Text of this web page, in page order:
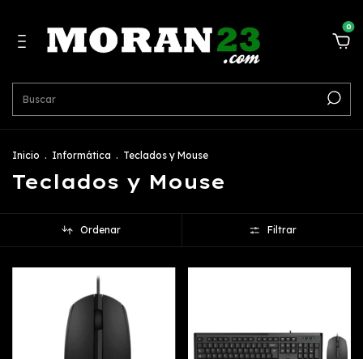
0
Inicio . Informática . Teclados y Mouse
Teclados y Mouse
Ordenar Filtrar